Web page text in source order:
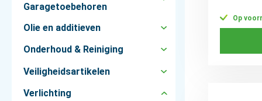
Garagetoebehoren
Olie en additieven
Onderhoud & Reiniging
Veiligheidsartikelen
Verlichting
Op